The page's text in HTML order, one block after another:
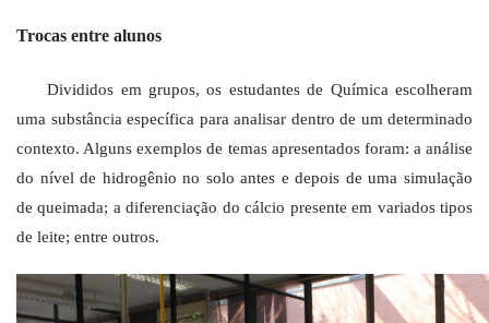
Trocas entre alunos
Divididos em grupos, os estudantes de Química escolheram
uma substância específica para analisar dentro de um determinado
contexto. Alguns exemplos de temas apresentados foram: a análise
do nível de hidrogênio no solo antes e depois de uma simulação
de queimada; a diferenciação do cálcio presente em variados tipos
de leite; entre outros.